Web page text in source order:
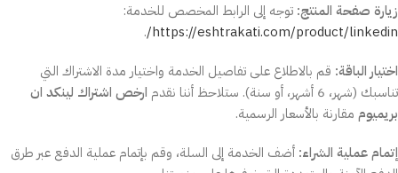
زيارة صفحة المنتج: توجه إلى الرابط المخصص للخدمة:
https://eshtrakati.com/product/linkedin/
.
اختيار الباقة: قم بالاطلاع على تفاصيل الخدمة واختيار مدة الاشتراك التي
تناسبك (شهر، 6 أشهر، أو سنة). ستلاحظ أننا نقدم
ارخص اشتراك لينكد ان
بريميوم مقارنة بالأسعار الرسمية.
إتمام عملية الشراء: أضف الخدمة إلى السلة، وقم بإتمام عملية الدفع عبر طرق